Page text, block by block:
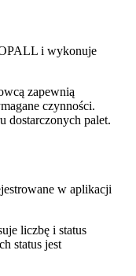
i wykonuje
zapewnią
czynności.
dostarczonych palet.
w aplikacji
liczbę i status
status jest